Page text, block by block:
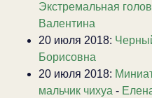
Экстремальная
Валентина
20 июля 2018:
Борисовна
20 июля 2018:
мальчик чихуа -